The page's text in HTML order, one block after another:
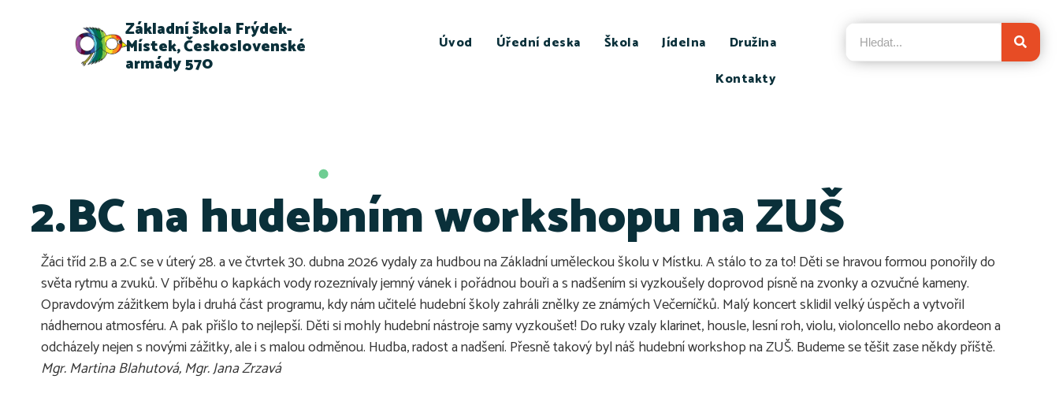
Základní škola Frýdek-
Místek, Československé
armády 570
Úvod Úřední deska Škola Jídelna
Družina
Kontakty
2.BC na hudebním workshopu na ZUŠ
Žáci tříd 2.B a 2.C se v úterý 28. a ve čtvrtek 30. dubna 2026 vydaly za hudbou na Základní uměleckou školu v Místku. A stálo to za to! Děti se hravou formou ponořily do
světa rytmu a zvuků. V příběhu o kapkách vody rozeznívaly jemný vánek i pořádnou bouři a s nadšením si vyzkoušely doprovod písně na zvonky a ozvučné kameny.
Opravdovým zážitkem byla i druhá část programu, kdy nám učitelé hudební školy zahráli znělky ze známých Večerníčků. Malý koncert sklidil velký úspěch a vytvořil
nádhernou atmosféru. A pak přišlo to nejlepší. Děti si mohly hudební nástroje samy vyzkoušet! Do ruky vzaly klarinet, housle, lesní roh, violu, violoncello nebo akordeon a
odcházely nejen s novými zážitky, ale i s malou odměnou. Hudba, radost a nadšení. Přesně takový byl náš hudební workshop na ZUŠ. Budeme se těšit zase někdy příště.
Mgr. Martina Blahutová, Mgr. Jana Zrzavá